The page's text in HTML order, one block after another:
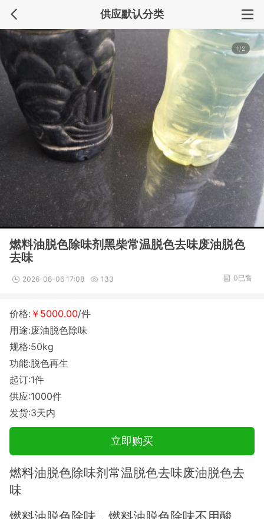
供应默认分类
1/2
燃料油脱色除味剂黑柴常温脱色去味废油脱色
去味
2026-08-06 17:08 133 0已售
价格: ￥5000.00/件
用途:废油脱色除味
规格:50kg
功能:脱色再生
起订:1件
供应:1000件
发货:3天内
立即购买
燃料油脱色除味剂常温脱色去味废油脱色去
味